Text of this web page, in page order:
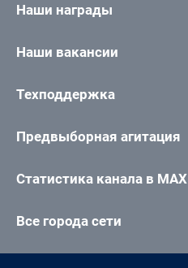
Наши награды
Наши вакансии
Техподдержка
Предвыборная агитация
Статистика канала в MAX
Все города сети